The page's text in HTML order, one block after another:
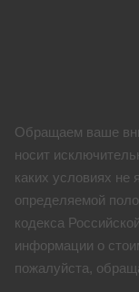
Обращаем ваше
носит
каких условиях не
определяемой
кодекса
информации о
пожалуйста,